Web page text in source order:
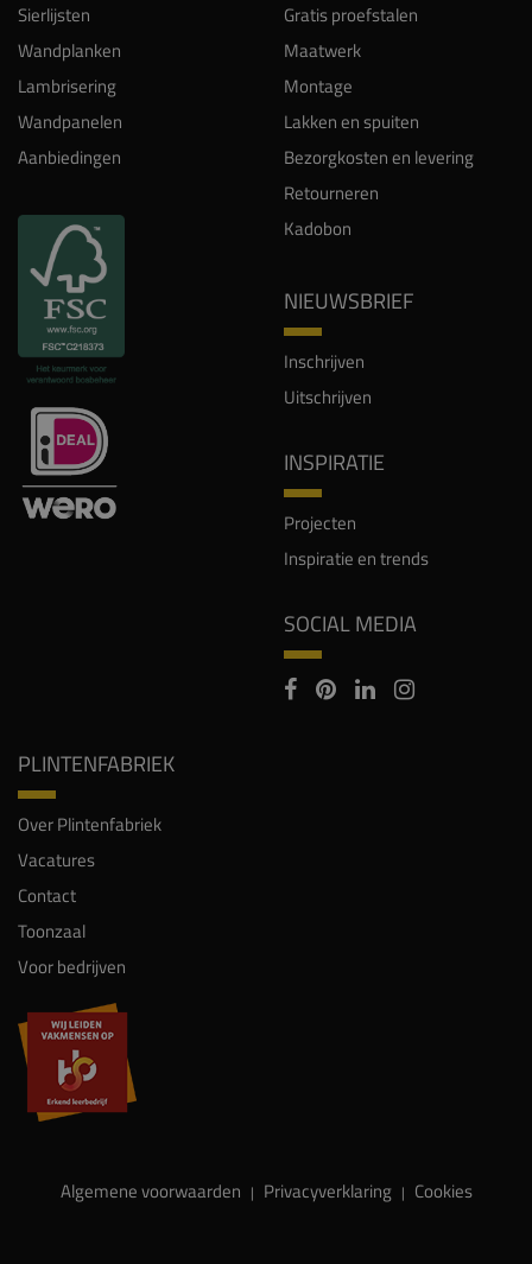
Sierlijsten
Wandplanken
Lambrisering
Wandpanelen
Aanbiedingen
Gratis proefstalen
Maatwerk
Montage
Lakken en spuiten
Bezorgkosten en levering
Retourneren
Kadobon
NIEUWSBRIEF
Inschrijven
Uitschrijven
INSPIRATIE
Projecten
Inspiratie en trends
SOCIAL MEDIA
PLINTENFABRIEK
Over Plintenfabriek
Vacatures
Contact
Toonzaal
Voor bedrijven
Algemene voorwaarden | Privacyverklaring | Cookies